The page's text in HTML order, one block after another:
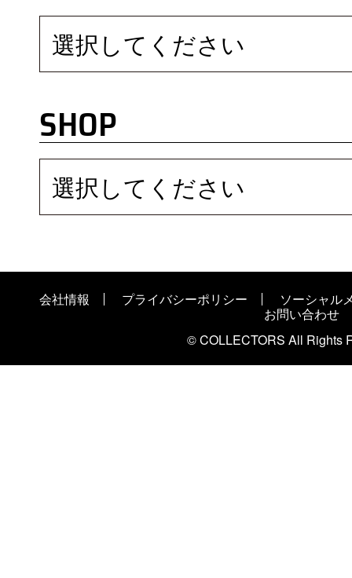
選択してください
SHOP
選択してください
会社情報 プライバシーポリシー
ソーシャル
お問い合わせ
© COLLECTORS All Rights